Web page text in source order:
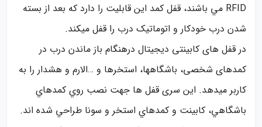
RFID مي باشند، قفل کمد این قابلیت را دارد که بعد از بسته
شدن درب خودکار و اتوماتیک درب را قفل میکند.
در قفل های کابینتی دیجیتال درهنگام باز ماندن درب در
کمدهای شخصی، باشگاهها، استخرها و …الارم و هشدار را به
کاربر میدهد. این سری قفل ها جهت نصب روي كمدهاي
باشگاهي، كابينت و كمدهاي استخر و سونا طراحي شده اند.